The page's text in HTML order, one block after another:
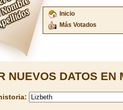
Inicio
Más Votados
NUEVOS DATOS EN